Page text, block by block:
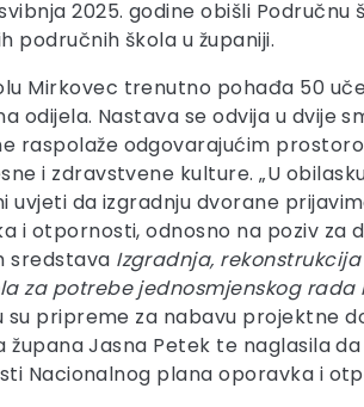
2025. godine obišli Područnu
područnih škola u županiji.
Mirkovec trenutno pohađa 50
odijela. Nastava se odvija u dvije
raspolaže odgovarajućim
i zdravstvene kulture. „U
uvjeti da izgradnju dvorane
i otpornosti, odnosno na poziv za
sredstava Izgradnja,
za potrebe jednosmjenskog
su pripreme za nabavu projektne
Jasna Petek te naglasila
Nacionalnog plana oporavka i